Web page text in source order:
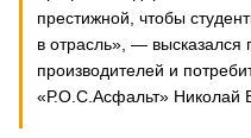
престижной, чтобы
в отрасль», — высказался
производителей и
«Р.О.С.Асфальт» Николай